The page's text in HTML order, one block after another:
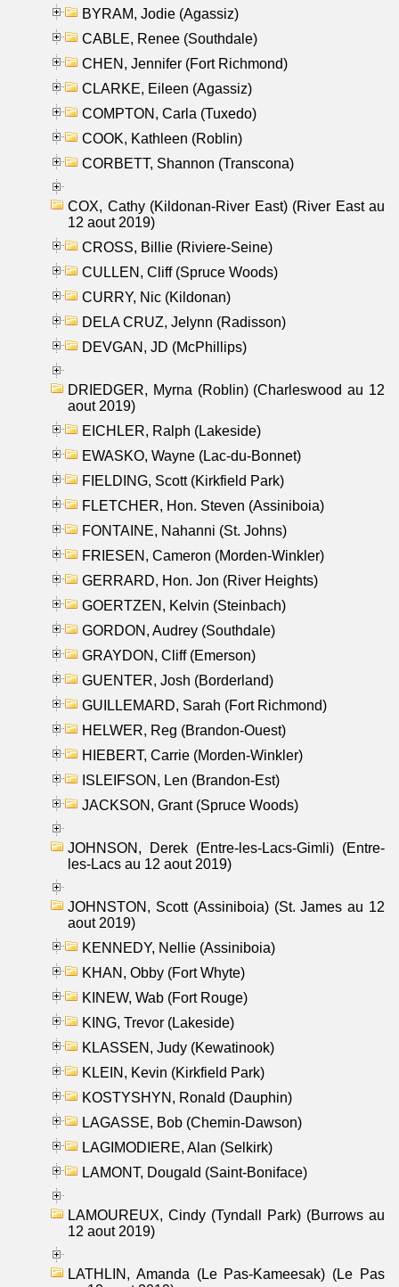
BYRAM, Jodie (Agassiz)
CABLE, Renee (Southdale)
CHEN, Jennifer (Fort Richmond)
CLARKE, Eileen (Agassiz)
COMPTON, Carla (Tuxedo)
COOK, Kathleen (Roblin)
CORBETT, Shannon (Transcona)
COX, Cathy (Kildonan-River East) (River East au
12 aout 2019)
CROSS, Billie (Riviere-Seine)
CULLEN, Cliff (Spruce Woods)
CURRY, Nic (Kildonan)
DELA CRUZ, Jelynn (Radisson)
DEVGAN, JD (McPhillips)
DRIEDGER, Myrna (Roblin) (Charleswood au 12
aout 2019)
EICHLER, Ralph (Lakeside)
EWASKO, Wayne (Lac-du-Bonnet)
FIELDING, Scott (Kirkfield Park)
FLETCHER, Hon. Steven (Assiniboia)
FONTAINE, Nahanni (St. Johns)
FRIESEN, Cameron (Morden-Winkler)
GERRARD, Hon. Jon (River Heights)
GOERTZEN, Kelvin (Steinbach)
GORDON, Audrey (Southdale)
GRAYDON, Cliff (Emerson)
GUENTER, Josh (Borderland)
GUILLEMARD, Sarah (Fort Richmond)
HELWER, Reg (Brandon-Ouest)
HIEBERT, Carrie (Morden-Winkler)
ISLEIFSON, Len (Brandon-Est)
JACKSON, Grant (Spruce Woods)
JOHNSON, Derek (Entre-les-Lacs-Gimli) (Entre-
les-Lacs au 12 aout 2019)
JOHNSTON, Scott (Assiniboia) (St. James au 12
aout 2019)
KENNEDY, Nellie (Assiniboia)
KHAN, Obby (Fort Whyte)
KINEW, Wab (Fort Rouge)
KING, Trevor (Lakeside)
KLASSEN, Judy (Kewatinook)
KLEIN, Kevin (Kirkfield Park)
KOSTYSHYN, Ronald (Dauphin)
LAGASSE, Bob (Chemin-Dawson)
LAGIMODIERE, Alan (Selkirk)
LAMONT, Dougald (Saint-Boniface)
LAMOUREUX, Cindy (Tyndall Park) (Burrows au
12 aout 2019)
LATHLIN, Amanda (Le Pas-Kameesak) (Le Pas